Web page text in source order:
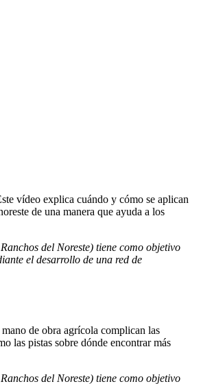
vídeo explica cuándo y cómo se aplican
de una manera que ayuda a los
del Noreste) tiene como objetivo
el desarrollo de una red de
de obra agrícola complican las
las pistas sobre dónde encontrar más
del Noreste) tiene como objetivo